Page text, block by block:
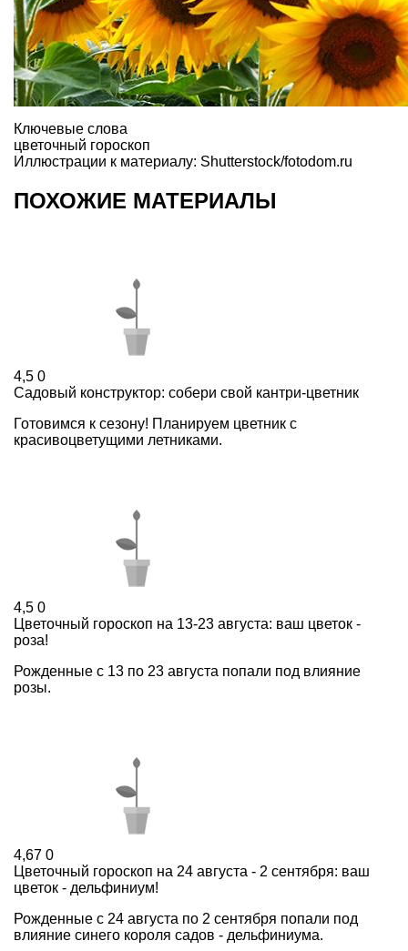
Ключевые слова
цветочный гороскоп
Иллюстрации к материалу: Shutterstock/fotodom.ru
ПОХОЖИЕ МАТЕРИАЛЫ
4,5 0
Садовый конструктор: собери свой кантри-цветник
Готовимся к сезону! Планируем цветник с
красивоцветущими летниками.
4,5 0
Цветочный гороскоп на 13-23 августа: ваш цветок -
роза!
Рожденные с 13 по 23 августа попали под влияние
розы.
4,67 0
Цветочный гороскоп на 24 августа - 2 сентября: ваш
цветок - дельфиниум!
Рожденные с 24 августа по 2 сентября попали под
влияние синего короля садов - дельфиниума.